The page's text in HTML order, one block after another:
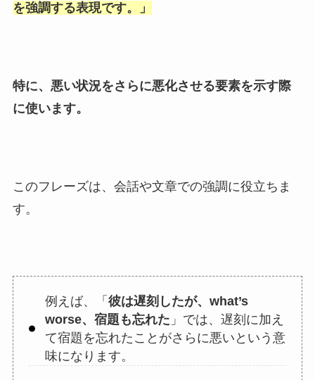
を強調する表現です。」
特に、悪い状況をさらに悪化させる要素を示す際
に使います。
このフレーズは、会話や文章での強調に役立ちま
す。
例えば、「 彼は遅刻したが、what’s
worse、宿題も忘れた 」では、遅刻に加え
て宿題を忘れたことがさらに悪いという意
味になります。